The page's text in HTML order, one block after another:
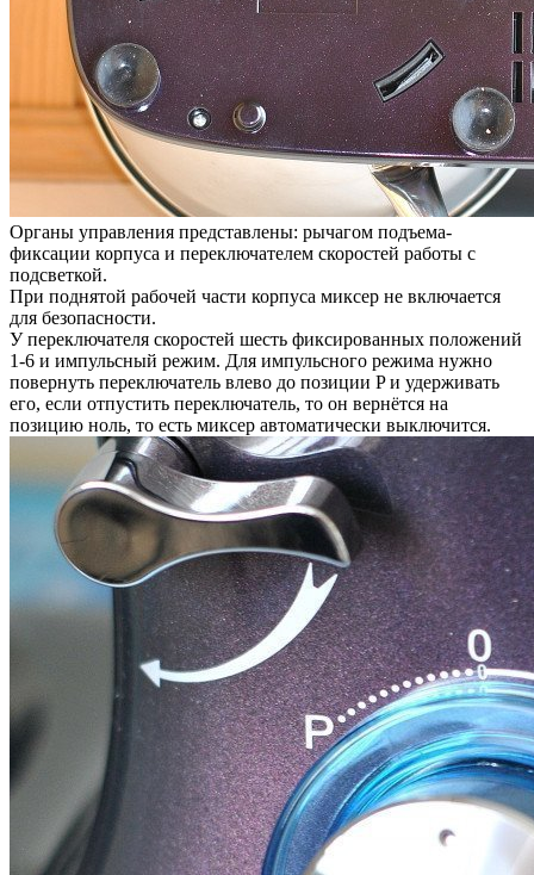
Органы управления представлены: рычагом подъема-
фиксации корпуса и переключателем скоростей работы с
подсветкой.
При поднятой рабочей части корпуса миксер не включается
для безопасности.
У переключателя скоростей шесть фиксированных положений
1-6 и импульсный режим. Для импульсного режима нужно
повернуть переключатель влево до позиции P и удерживать
его, если отпустить переключатель, то он вернётся на
позицию ноль, то есть миксер автоматически выключится.